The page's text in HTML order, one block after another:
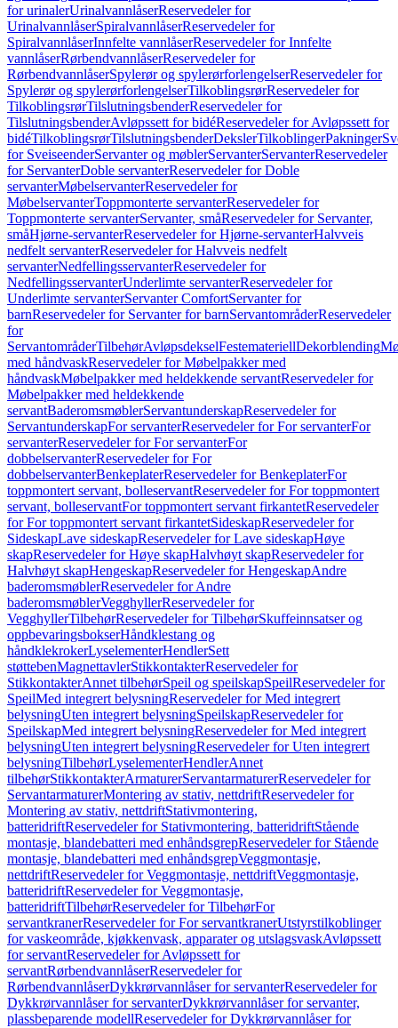
for urinalerUrinalvannlåserReservedeler for
UrinalvannlåserSpiralvannlåserReservedeler for
SpiralvannlåserInnfelte vannlåserReservedeler for Innfelte
vannlåserRørbendvannlåserReservedeler for
RørbendvannlåserSpylerør og spylerørforlengelserReservedeler for
Spylerør og spylerørforlengelserTilkoblingsrørReservedeler for
TilkoblingsrørTilslutningsbenderReservedeler for
TilslutningsbenderAvløpssett for bidéReservedeler for Avløpssett for
bidéTilkoblingsrørTilslutningsbenderDekslerTilkoblingerPakninger
for SveiseenderServanter og møblerServanterServanterReservedeler
for ServanterDoble servanterReservedeler for Doble
servanterMøbelservanterReservedeler for
MøbelservanterToppmonterte servanterReservedeler for
Toppmonterte servanterServanter, småReservedeler for Servanter,
småHjørne-servanterReservedeler for Hjørne-servanterHalvveis
nedfelt servanterReservedeler for Halvveis nedfelt
servanterNedfellingsservanterReservedeler for
NedfellingsservanterUnderlimte servanterReservedeler for
Underlimte servanterServanter ComfortServanter for
barnReservedeler for Servanter for barnServantområderReservedeler
for
ServantområderTilbehørAvløpsdekselFestemateriellDekorblending
med håndvaskReservedeler for Møbelpakker med
håndvaskMøbelpakker med heldekkende servantReservedeler for
Møbelpakker med heldekkende
servantBaderomsmøblerServantunderskapReservedeler for
ServantunderskapFor servanterReservedeler for For servanterFor
servanterReservedeler for For servanterFor
dobbelservanterReservedeler for For
dobbelservanterBenkeplaterReservedeler for BenkeplaterFor
toppmontert servant, bolleservantReservedeler for For toppmontert
servant, bolleservantFor toppmontert servant firkantetReservedeler
for For toppmontert servant firkantetSideskapReservedeler for
SideskapLave sideskapReservedeler for Lave sideskapHøye
skapReservedeler for Høye skapHalvhøyt skapReservedeler for
Halvhøyt skapHengeskapReservedeler for HengeskapAndre
baderomsmøblerReservedeler for Andre
baderomsmøblerVegghyllerReservedeler for
VegghyllerTilbehørReservedeler for TilbehørSkuffeinnsatser og
oppbevaringsbokserHåndklestang og
håndklekrokerLyselementerHendlerSett
støttebenMagnettavlerStikkontakterReservedeler for
StikkontakterAnnet tilbehørSpeil og speilskapSpeilReservedeler for
SpeilMed integrert belysningReservedeler for Med integrert
belysningUten integrert belysningSpeilskapReservedeler for
SpeilskapMed integrert belysningReservedeler for Med integrert
belysningUten integrert belysningReservedeler for Uten integrert
belysningTilbehørLyselementerHendlerAnnet
tilbehørStikkontakterArmaturerServantarmaturerReservedeler for
ServantarmaturerMontering av stativ, nettdriftReservedeler for
Montering av stativ, nettdriftStativmontering,
batteridriftReservedeler for Stativmontering, batteridriftStående
montasje, blandebatteri med enhåndsgrepReservedeler for Stående
montasje, blandebatteri med enhåndsgrepVeggmontasje,
nettdriftReservedeler for Veggmontasje, nettdriftVeggmontasje,
batteridriftReservedeler for Veggmontasje,
batteridriftTilbehørReservedeler for TilbehørFor
servantkranerReservedeler for For servantkranerUtstyrstilkoblinger
for vaskeområde, kjøkkenvask, apparater og utslagsvaskAvløpssett
for servantReservedeler for Avløpssett for
servantRørbendvannlåserReservedeler for
RørbendvannlåserDykkrørvannlåser for servanterReservedeler for
Dykkrørvannlåser for servanterDykkrørvannlåser for servanter,
plassbeparende modellReservedeler for Dykkrørvannlåser for